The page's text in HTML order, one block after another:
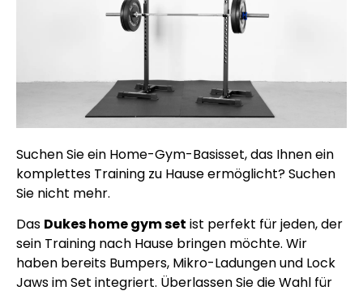
Suchen Sie ein Home-Gym-Basisset, das Ihnen ein
komplettes Training zu Hause ermöglicht? Suchen
Sie nicht mehr.
Das Dukes home gym set ist perfekt für jeden, der
sein Training nach Hause bringen möchte. Wir
haben bereits Bumpers, Mikro-Ladungen und Lock
Jaws im Set integriert. Überlassen Sie die Wahl für